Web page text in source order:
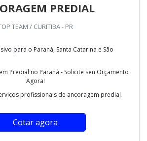
PREDIAL
TEAM / CURITIBA - PR
para o Paraná, Santa Catarina e São
Predial no Paraná - Solicite seu Orçamento
Agora!
profissionais de ancoragem predial
Cotar agora